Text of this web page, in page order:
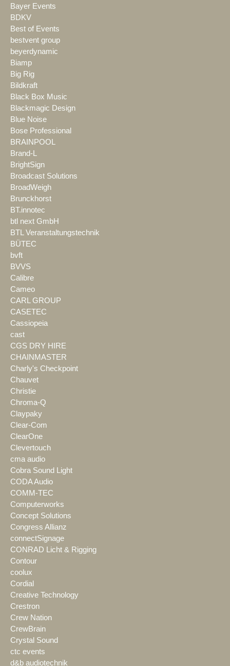
Bayer Events
BDKV
Best of Events
bestvent group
beyerdynamic
Biamp
Big Rig
Bildkraft
Black Box Music
Blackmagic Design
Blue Noise
Bose Professional
BRAINPOOL
Brand-L
BrightSign
Broadcast Solutions
BroadWeigh
Brunckhorst
BT.innotec
btl next GmbH
BTL Veranstaltungstechnik
BÜTEC
bvft
BVVS
Calibre
Cameo
CARL GROUP
CASETEC
Cassiopeia
cast
CGS DRY HIRE
CHAINMASTER
Charly's Checkpoint
Chauvet
Christie
Chroma-Q
Claypaky
Clear-Com
ClearOne
Clevertouch
cma audio
Cobra Sound Light
CODA Audio
COMM-TEC
Computerworks
Concept Solutions
Congress Allianz
connectSignage
CONRAD Licht & Rigging
Contour
coolux
Cordial
Creative Technology
Crestron
Crew Nation
CrewBrain
Crystal Sound
ctc events
d&b audiotechnik